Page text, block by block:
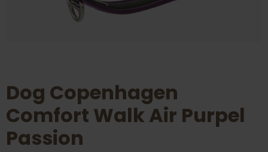
Dog Copenhagen
Comfort Walk Air Purpel
Passion